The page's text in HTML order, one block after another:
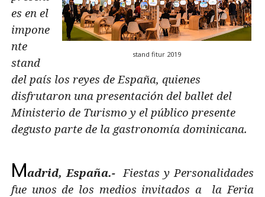
stand fitur 2019
es en el
impone
nte
stand
del país los reyes de España, quienes
disfrutaron una presentación del ballet del
Ministerio de Turismo y el público presente
degusto parte de la gastronomía dominicana.
Madrid, España.-Fiestas y Personalidades
fue unos de los medios invitados a la Feria